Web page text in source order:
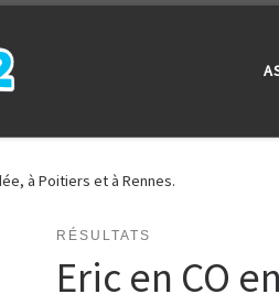
à Poitiers et à Rennes.
RÉSULTATS
Eric en CO